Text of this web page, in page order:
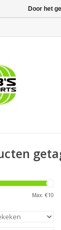
Max: €10
Door het